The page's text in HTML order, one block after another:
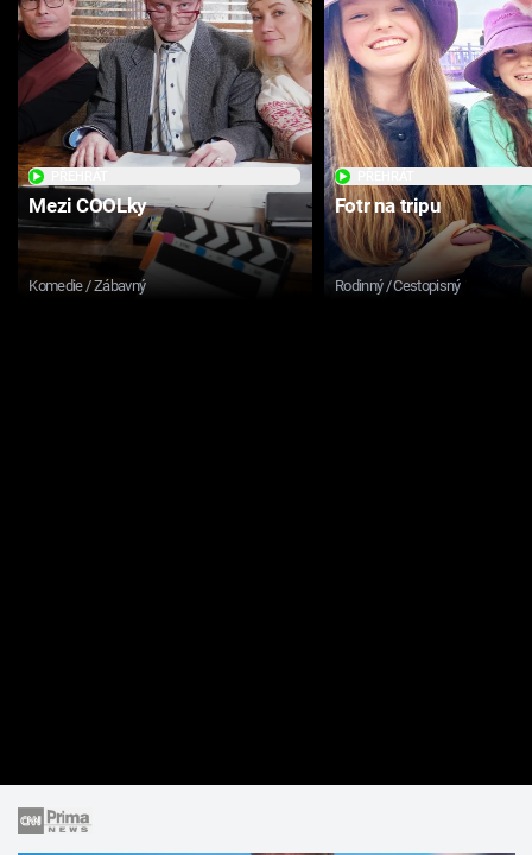
Mezi COOLky
Komedie / Zábavný
Fotr na tripu
Rodinný / Cestopisný